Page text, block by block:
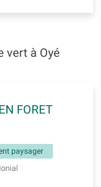
vert à Oyé
FORET
paysager